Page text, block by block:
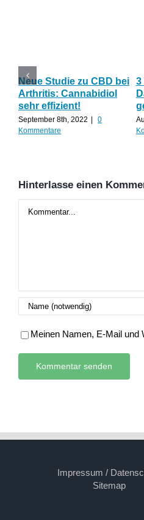
Neue Studie zu CBD bei
Arthritis: Cannabidiol
sehr effizient!
September 8th, 2022 |
0
Kommentare
3
Hinterlasse einen
Meinen Namen, E-Mail und
Impressum /
Sitemap